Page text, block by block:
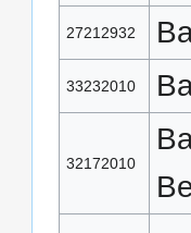
27212932
33232010
32172010